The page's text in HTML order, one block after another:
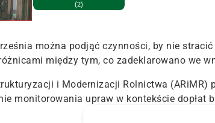
(2)
można podjąć czynności, by nie
między tym, co zadeklarowano we
i Modernizacji Rolnictwa
monitorowania upraw w kontekście dopłat